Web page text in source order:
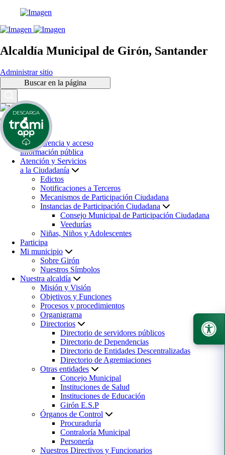
Alcaldía Municipal de Girón, Santander
Administrar sitio
Buscar en la página
Inicio
Transparencia y acceso
información pública
Atención y Servicios
a la Ciudadanía
Edictos
Notificaciones a Terceros
Mecanismos de Participación Ciudadana
Instancias de Participación Ciudadana
Consejo Municipal de Participación Ciudadana
Veedurías
Niñas, Niños y Adolescentes
Participa
Mi municipio
Sobre Girón
Nuestros Símbolos
Nuestra alcaldía
Misión y Visión
Objetivos y Funciones
Procesos y procedimientos
Organigrama
Directorios
Directorio de servidores públicos
Directorio de Dependencias
Directorio de Entidades Descentralizadas
Directorio de Agremiaciones
Otras entidades
Concejo Municipal
Instituciones de Salud
Instituciones de Educación
Girón E.S.P
Órganos de Control
Procuraduría
Contraloría Municipal
Personería
Nuestros Directivos y Funcionarios
DESCARGA